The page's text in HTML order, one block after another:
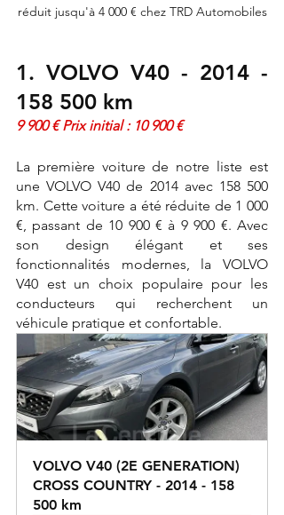
réduit jusqu'à 4 000 € chez TRD Automobiles
1. VOLVO V40 - 2014 -
158 500 km
9 900 € Prix initial : 10 900 €
La première voiture de notre liste est
une VOLVO V40 de 2014 avec 158 500
km. Cette voiture a été réduite de 1 000
€, passant de 10 900 € à 9 900 €. Avec
son design élégant et ses
fonctionnalités modernes, la VOLVO
V40 est un choix populaire pour les
conducteurs qui recherchent un
véhicule pratique et confortable.
VOLVO V40 (2E GENERATION)
CROSS COUNTRY - 2014 - 158
500 km